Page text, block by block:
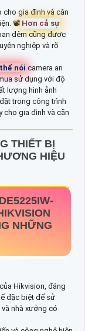
gia đình và căn
📽 Hơn cả sự
đêm cũng được
nghiệp và rõ
nói camera an
sử dụng với độ
lượng hình ảnh
trong công trình
cho gia đình và căn
THIẾT BỊ
HIỆU
NHỮNG
Hikvision, đáng
đặc biệt để sử
nhà xưởng có